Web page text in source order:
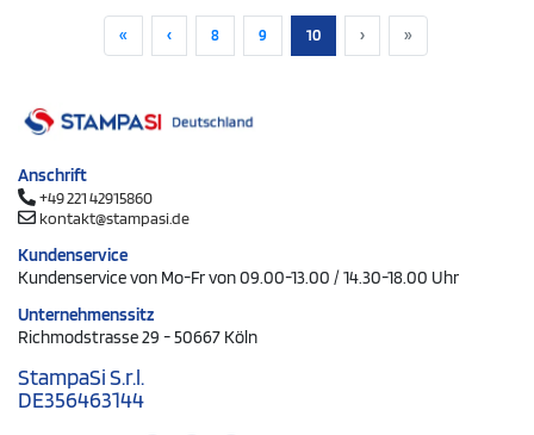
Portfolio individuell zu gestalten.Perfekt für Geschäftsreisende
und alle, die sowohl Funktionalität als auch ein stilvolles Design
« ‹ 8 9 10 › »
Anschrift
+49 221 42915860
kontakt@stampasi.de
Kundenservice
Kundenservice von Mo-Fr von 09.00-13.00 / 14.30-18.00 Uhr
Unternehmenssitz
Richmodstrasse 29 - 50667 Köln
StampaSi S.r.l.
DE356463144